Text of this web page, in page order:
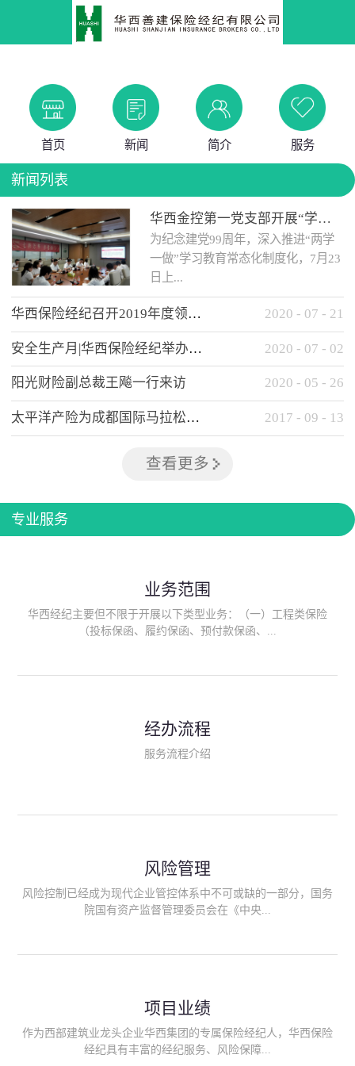
首页 新闻 简介 服务
新闻列表
华西金控第一党支部开展“学党史 知党情 做合格党员”主题教育工作会
为纪念建党99周年，深入推进“两学
一做”学习教育常态化制度化，7月23
日上...
午，华西金控第一党支部举办了“学
党史、知党情、...
华西保险经纪召开2019年度领导班子述职考核工作会 2020 - 07 - 21
安全生产月|华西保险经纪举办应急消防安全知识培训 2020 - 07 - 02
阳光财险副总裁王飚一行来访 2020 - 05 - 26
太平洋产险为成都国际马拉松提供全方位保险保障 2017 - 09 - 13
查看更多
专业服务
业务范围
华西经纪主要但不限于开展以下类型业务：（一）工程类保险
（投标保函、履约保函、预付款保函、...
险、政府公共安全责任保险/自然灾害公众责任保险、精神病监护
人责任险、首台套/首版次保险、科技保险等）；（三）传统财产
险产品；（六）保险招投标业务。随着业务的开展，华西经纪会
供专业、优质的保险经纪服务。
经办流程
服务流程介绍
风险管理
风险控制已经成为现代企业管控体系中不可或缺的一部分，国务
院国有资产监督管理委员会在《中央...
能够为客户降低风险管理成本，提高经营效率；能够为企业提供
从风险评估、风险分析、风险防范、风险转移到灾后防损、索赔
等全方位、全过程、专家式的服务，拓展和深化由保险公司提供
项目业绩
作为西部建筑业龙头企业华西集团的专属保险经纪人，华西保险
经纪具有丰富的经纪服务、风险保障...